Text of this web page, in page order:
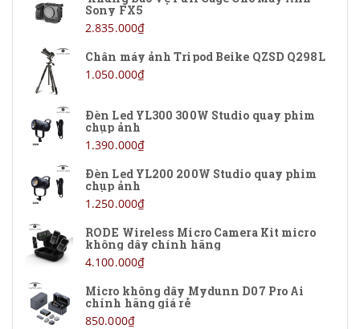
Sony FX5
2.835.000₫
Chân máy ảnh Tripod Beike QZSD Q298L
1.050.000₫
Đèn Led YL300 300W Studio quay phim
chụp ảnh
1.390.000₫
Đèn Led YL200 200W Studio quay phim
chụp ảnh
1.250.000₫
RODE Wireless Micro Camera Kit micro
không dây chính hãng
4.100.000₫
Micro không dây Mydunn D07 Pro Ai
chính hãng giá rẻ
850.000₫